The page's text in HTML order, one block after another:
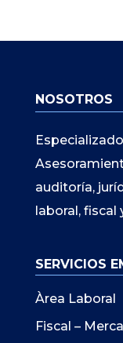
NOSOTROS
auditoría,
laboral, fiscal
SERVICIOS
Àrea Laboral
Fiscal –